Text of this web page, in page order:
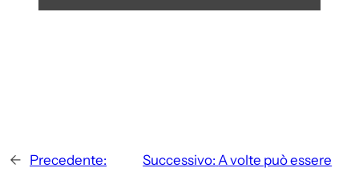
← Precedente:
Successivo: A volte può essere